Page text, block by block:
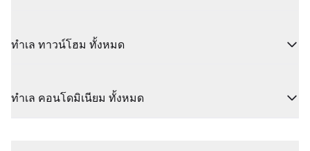
ทำเล ทาวน์โฮม ทั้งหมด
ทำเล คอนโดมิเนียม ทั้งหมด